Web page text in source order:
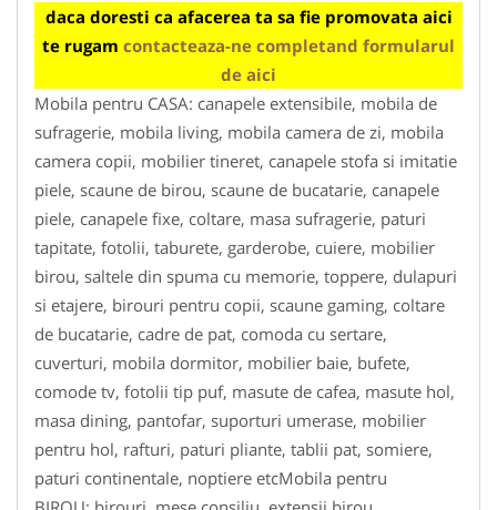
daca doresti ca afacerea ta sa fie promovata aici
te rugam contacteaza-ne completand formularul
de aici
Mobila pentru CASA: canapele extensibile, mobila de
sufragerie, mobila living, mobila camera de zi, mobila
camera copii, mobilier tineret, canapele stofa si imitatie
piele, scaune de birou, scaune de bucatarie, canapele
piele, canapele fixe, coltare, masa sufragerie, paturi
tapitate, fotolii, taburete, garderobe, cuiere, mobilier
birou, saltele din spuma cu memorie, toppere, dulapuri
si etajere, birouri pentru copii, scaune gaming, coltare
de bucatarie, cadre de pat, comoda cu sertare,
cuverturi, mobila dormitor, mobilier baie, bufete,
comode tv, fotolii tip puf, masute de cafea, masute hol,
masa dining, pantofar, suporturi umerase, mobilier
pentru hol, rafturi, paturi pliante, tablii pat, somiere,
paturi continentale, noptiere etcMobila pentru